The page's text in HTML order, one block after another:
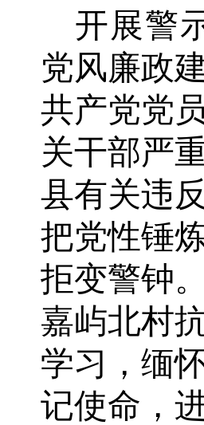
开展警
党风廉政
共产党党
关干部严
县有关违
把党性锤
拒变警钟
嘉屿北村
学习，缅
记使命，